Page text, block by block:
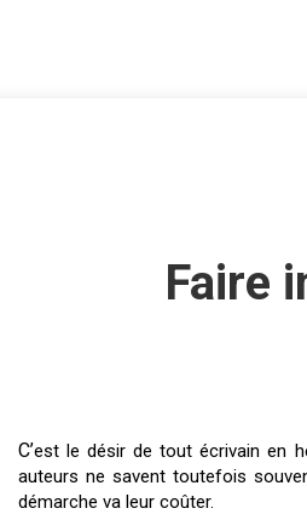
Faire
C’est le désir de tout écrivain en
auteurs ne savent toutefois
démarche va leur coûter.